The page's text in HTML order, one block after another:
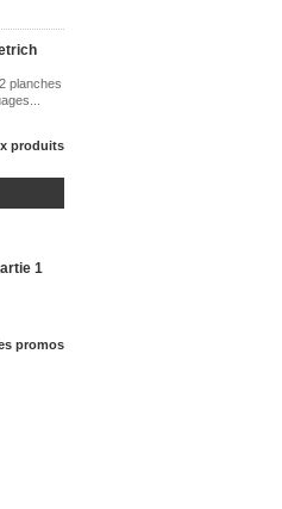
planches
produits
1
promos